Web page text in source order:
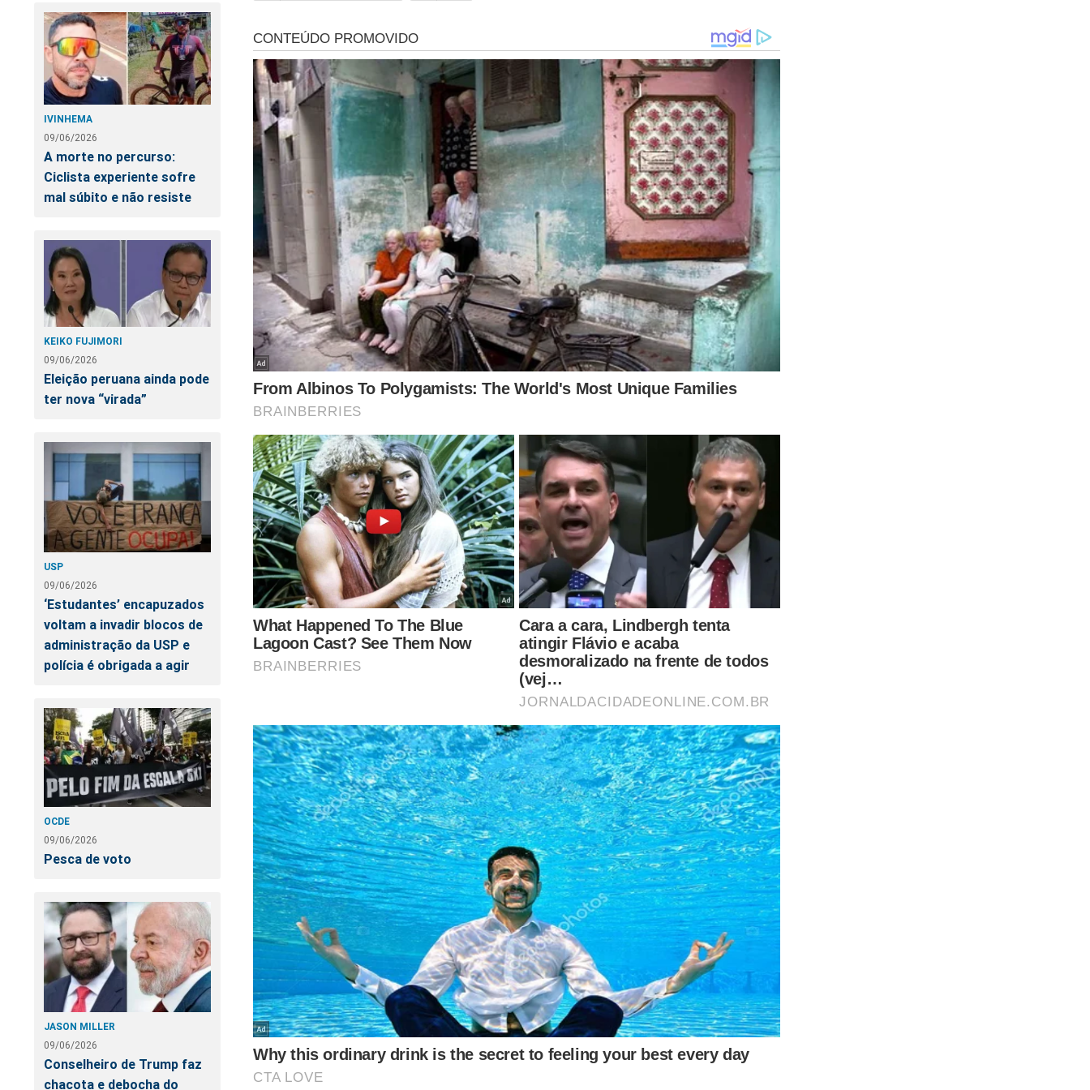
IVINHEMA
09/06/2026
A morte no percurso:
Ciclista experiente sofre
mal súbito e não resiste
KEIKO FUJIMORI
09/06/2026
Eleição peruana ainda pode
ter nova “virada”
USP
09/06/2026
‘Estudantes’ encapuzados
voltam a invadir blocos de
administração da USP e
polícia é obrigada a agir
OCDE
09/06/2026
Pesca de voto
JASON MILLER
09/06/2026
Conselheiro de Trump faz
chacota e debocha do